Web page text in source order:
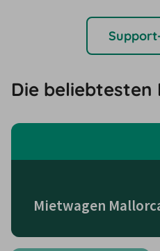
Die beliebtesten
Mietwagen